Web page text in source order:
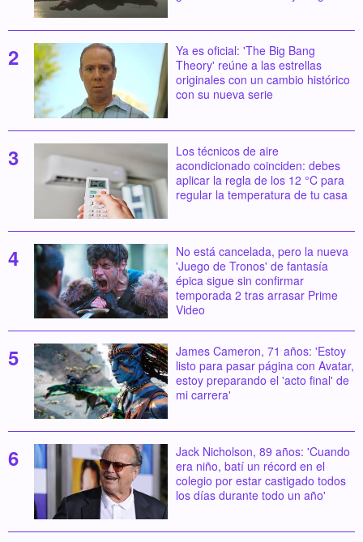
Ya es oficial: 'The Big Bang
Theory' reúne a las estrellas
originales con un cambio histórico
con su nueva serie
Los técnicos de aire
acondicionado coinciden: debes
aplicar la regla de los 12 °C para
regular la temperatura de tu casa
No está cancelada, pero la nueva
'Juego de Tronos' de fantasía
épica sigue sin confirmar
temporada 2 tras arrasar Prime
Video
James Cameron, 71 años: 'Estoy
listo para pasar página con Avatar,
estoy preparando el 'acto final' de
mi carrera'
Jack Nicholson, 89 años: 'Cuando
era niño, batí un récord en el
colegio por estar castigado todos
los días durante todo un año'